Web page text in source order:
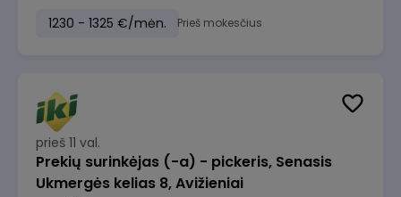
1230 - 1325 €/mėn. Prieš mokesčius
prieš 11 val.
Prekių surinkėjas (-a) - pickeris, Senasis
Ukmergės kelias 8, Avižieniai